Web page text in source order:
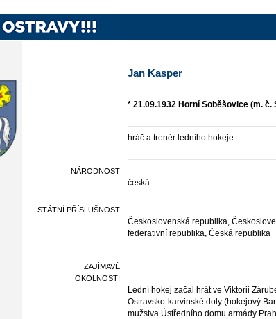
Jan Kasper
* 21.09.1932 Horní Soběšovice (m.
hráč a trenér ledního hokeje
NÁRODNOST
česká
STÁTNÍ PŘÍSLUŠNOST
Československá republika,
federativní republika, Česká republika
ZAJÍMAVÉ
OKOLNOSTI
Lední hokej začal hrát ve Viktorii
Ostravsko-karvinské doly (hokejový
mužstva Ústředního domu armády